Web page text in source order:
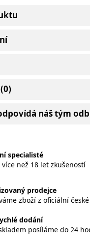
náš tým
specialisté
více než 18 let zkušeností
prodejce
zboží z oficiální
dodání
posíláme do 24